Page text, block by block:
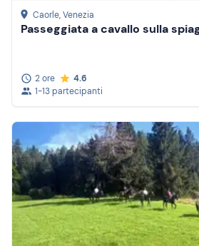
Caorle, Venezia
Passeggiata a cavallo sulla
2 ore
4.6
1-13 partecipanti